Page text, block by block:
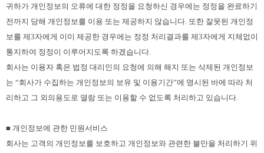
귀하가 개인정보의 오류에 대한 정정을 요청하신 경우에는 정정을 완료하기
전까지 당해 개인정보를 이용 또는 제공하지 않습니다. 또한 잘못된 개인정
보를 제3자에게 이미 제공한 경우에는 정정 처리결과를 제3자에게 지체없이
통지하여 정정이 이루어지도록 하겠습니다.
회사는 이용자 혹은 법정 대리인의 요청에 의해 해지 또는 삭제된 개인정보
는 “회사가 수집하는 개인정보의 보유 및 이용기간”에 명시된 바에 따라 처
리하고 그 외의용도로 열람 또는 이용할 수 없도록 처리하고 있습니다.
■ 개인정보에 관한 민원서비스
회사는 고객의 개인정보를 보호하고 개인정보와 관련한 불만을 처리하기 위